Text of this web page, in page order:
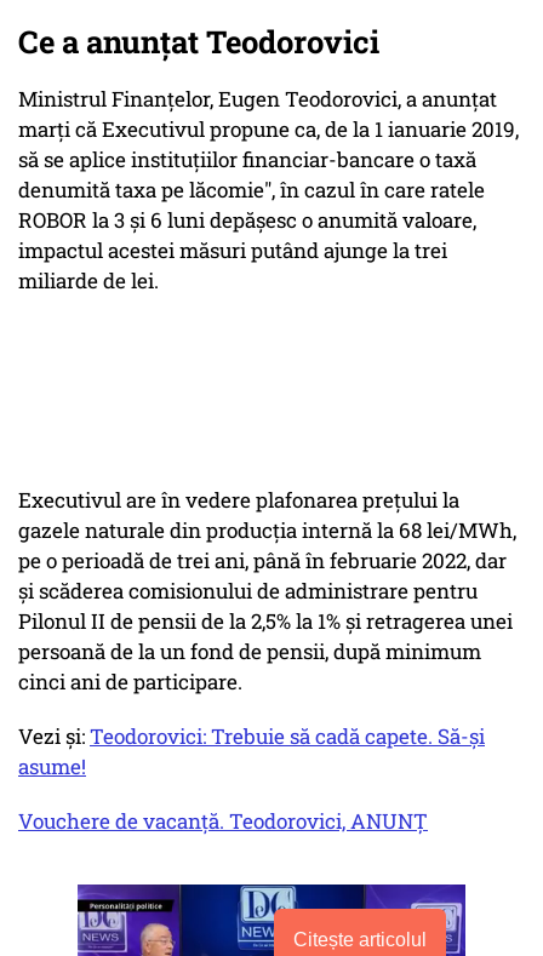
Ce a anunțat Teodorovici
Ministrul Finanţelor, Eugen Teodorovici, a anunţat
marţi că Executivul propune ca, de la 1 ianuarie 2019,
să se aplice instituţiilor financiar-bancare o taxă
denumită taxa pe lăcomie", în cazul în care ratele
ROBOR la 3 şi 6 luni depăşesc o anumită valoare,
impactul acestei măsuri putând ajunge la trei
miliarde de lei.
Executivul are în vedere plafonarea preţului la
gazele naturale din producţia internă la 68 lei/MWh,
pe o perioadă de trei ani, până în februarie 2022, dar
şi scăderea comisionului de administrare pentru
Pilonul II de pensii de la 2,5% la 1% şi retragerea unei
persoană de la un fond de pensii, după minimum
cinci ani de participare.
Vezi și:Teodorovici: Trebuie să cadă capete. Să-și
asume!
Vouchere de vacanță. Teodorovici, ANUNȚ
Citește articolul